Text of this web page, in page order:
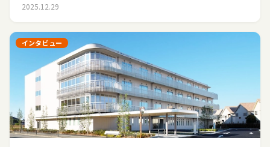
2025.12.29
インタビュー